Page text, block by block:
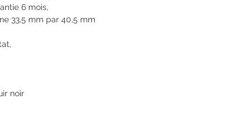
6 mois,
33,5 mm par 40,5 mm
noir